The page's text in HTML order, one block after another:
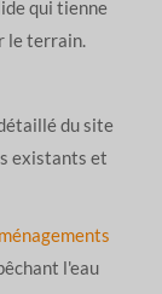
qui tienne
le terrain.
du site
existants et
l'eau